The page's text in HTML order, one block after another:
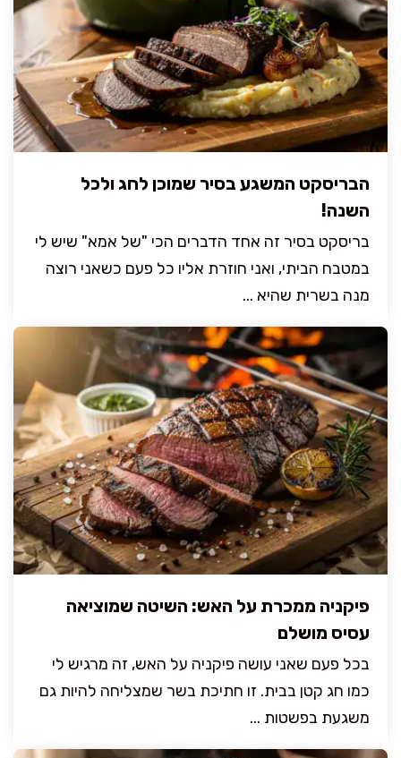
הבריסקט המשגע בסיר שמוכן לחג ולכל
השנה!
בריסקט בסיר זה אחד הדברים הכי "של אמא" שיש לי
במטבח הביתי, ואני חוזרת אליו כל פעם כשאני רוצה
מנה בשרית שהיא ...
פיקניה ממכרת על האש: השיטה שמוציאה
עסיס מושלם
בכל פעם שאני עושה פיקניה על האש, זה מרגיש לי
כמו חג קטן בבית. זו חתיכת בשר שמצליחה להיות גם
משגעת בפשטות ...